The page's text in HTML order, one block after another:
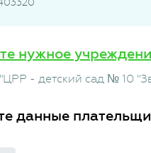
нужное
- детский сад № 10
данные